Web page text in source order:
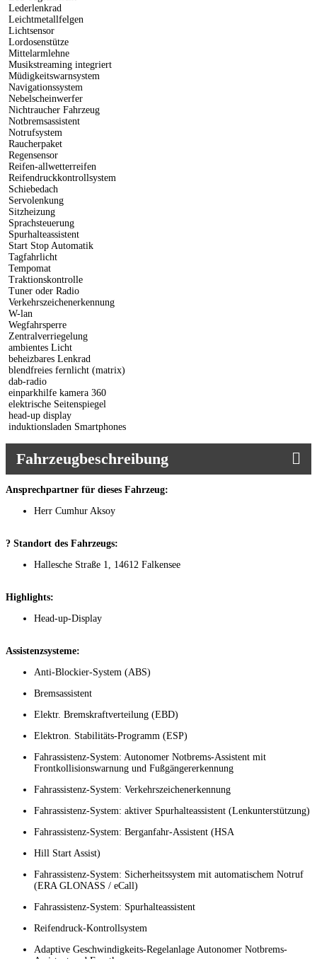
Lederlenkrad
Leichtmetallfelgen
Lichtsensor
Lordosenstütze
Mittelarmlehne
Musikstreaming integriert
Müdigkeitswarnsystem
Navigationssystem
Nebelscheinwerfer
Nichtraucher Fahrzeug
Notbremsassistent
Notrufsystem
Raucherpaket
Regensensor
Reifen-allwetterreifen
Reifendruckkontrollsystem
Schiebedach
Servolenkung
Sitzheizung
Sprachsteuerung
Spurhalteassistent
Start Stop Automatik
Tagfahrlicht
Tempomat
Traktionskontrolle
Tuner oder Radio
Verkehrszeichenerkennung
W-lan
Wegfahrsperre
Zentralverriegelung
ambientes Licht
beheizbares Lenkrad
blendfreies fernlicht (matrix)
dab-radio
einparkhilfe kamera 360
elektrische Seitenspiegel
head-up display
induktionsladen Smartphones
Fahrzeugbeschreibung
Ansprechpartner für dieses Fahrzeug:
Herr Cumhur Aksoy
? Standort des Fahrzeugs:
Hallesche Straße 1, 14612 Falkensee
Highlights:
Head-up-Display
Assistenzsysteme:
Anti-Blockier-System (ABS)
Bremsassistent
Elektr. Bremskraftverteilung (EBD)
Elektron. Stabilitäts-Programm (ESP)
Fahrassistenz-System: Autonomer Notbrems-Assistent mit
Frontkollisionswarnung und Fußgängererkennung
Fahrassistenz-System: Verkehrszeichenerkennung
Fahrassistenz-System: aktiver Spurhalteassistent (Lenkunterstützung)
Fahrassistenz-System: Berganfahr-Assistent (HSA
Hill Start Assist)
Fahrassistenz-System: Sicherheitssystem mit automatischem Notruf
(ERA GLONASS / eCall)
Fahrassistenz-System: Spurhalteassistent
Reifendruck-Kontrollsystem
Adaptive Geschwindigkeits-Regelanlage Autonomer Notbrems-